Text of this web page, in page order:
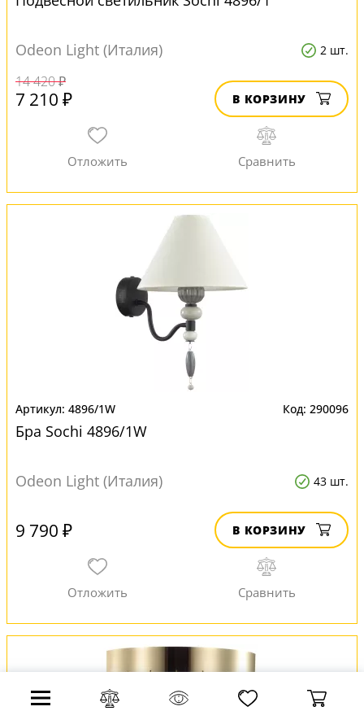
Odeon Light (Италия) 2 шт.
14 420 ₽
7 210 ₽ В КОРЗИНУ
4896/1W 290096
Бра Sochi 4896/1W
Odeon Light (Италия) 43 шт.
9 790 ₽ В КОРЗИНУ